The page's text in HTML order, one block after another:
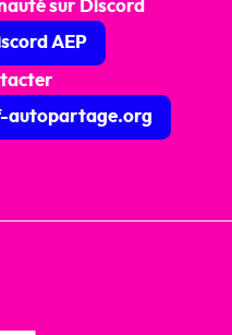
sur Discord
AEP
autopartage.org